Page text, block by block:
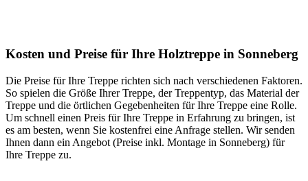
Kosten und Preise für Ihre Holztreppe in Sonneberg
Die Preise für Ihre Treppe richten sich nach verschiedenen Faktoren.
So spielen die Größe Ihrer Treppe, der Treppentyp, das Material der
Treppe und die örtlichen Gegebenheiten für Ihre Treppe eine Rolle.
Um schnell einen Preis für Ihre Treppe in Erfahrung zu bringen, ist
es am besten, wenn Sie kostenfrei eine Anfrage stellen. Wir senden
Ihnen dann ein Angebot (Preise inkl. Montage in Sonneberg) für
Ihre Treppe zu.